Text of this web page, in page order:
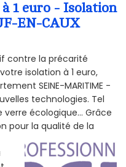
1 euro - Isolation
EN-CAUX
contre la précarité
isolation à 1 euro,
SEINE-MARITIME -
technologies. Tel
écologique... Grâce
pour la qualité de la